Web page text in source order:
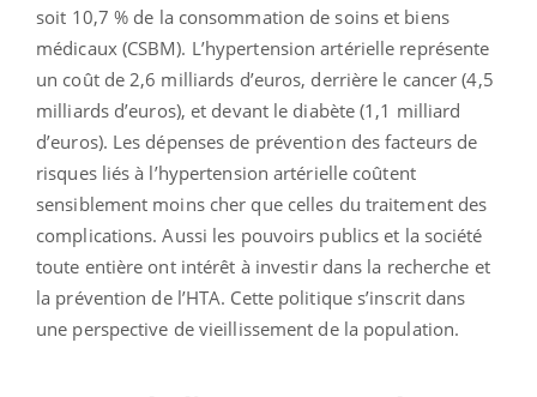
soit 10,7 % de la consommation de soins et biens
médicaux (CSBM). L’hypertension artérielle représente
un coût de 2,6 milliards d’euros, derrière le cancer (4,5
milliards d’euros), et devant le diabète (1,1 milliard
d’euros). Les dépenses de prévention des facteurs de
risques liés à l’hypertension artérielle coûtent
sensiblement moins cher que celles du traitement des
complications. Aussi les pouvoirs publics et la société
toute entière ont intérêt à investir dans la recherche et
la prévention de l’HTA. Cette politique s’inscrit dans
une perspective de vieillissement de la population.